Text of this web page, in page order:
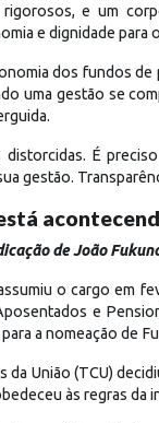
e um
e dignidade para
dos fundos
uma gestão se
É
gestão.
de João
o cargo em
e
a nomeação de
União (TCU)
às regras da